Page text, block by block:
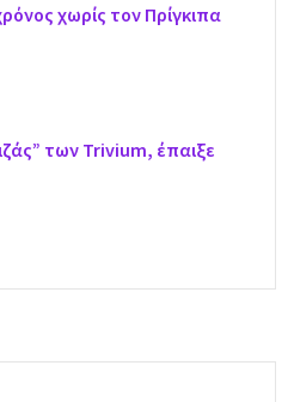
χωρίς τον Πρίγκιπα
των Trivium, έπαιξε